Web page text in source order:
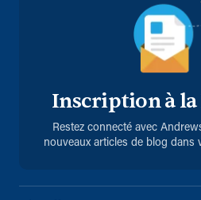
Inscription à
Restez connecté avec
nouveaux articles de blog dans